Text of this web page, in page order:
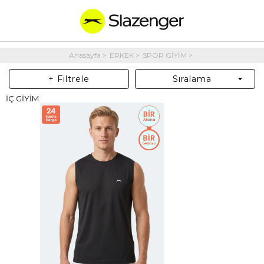
Anasayfa ERKEK SPOR GİYİM
+ Filtrele Sıralama
İÇ GİYİM